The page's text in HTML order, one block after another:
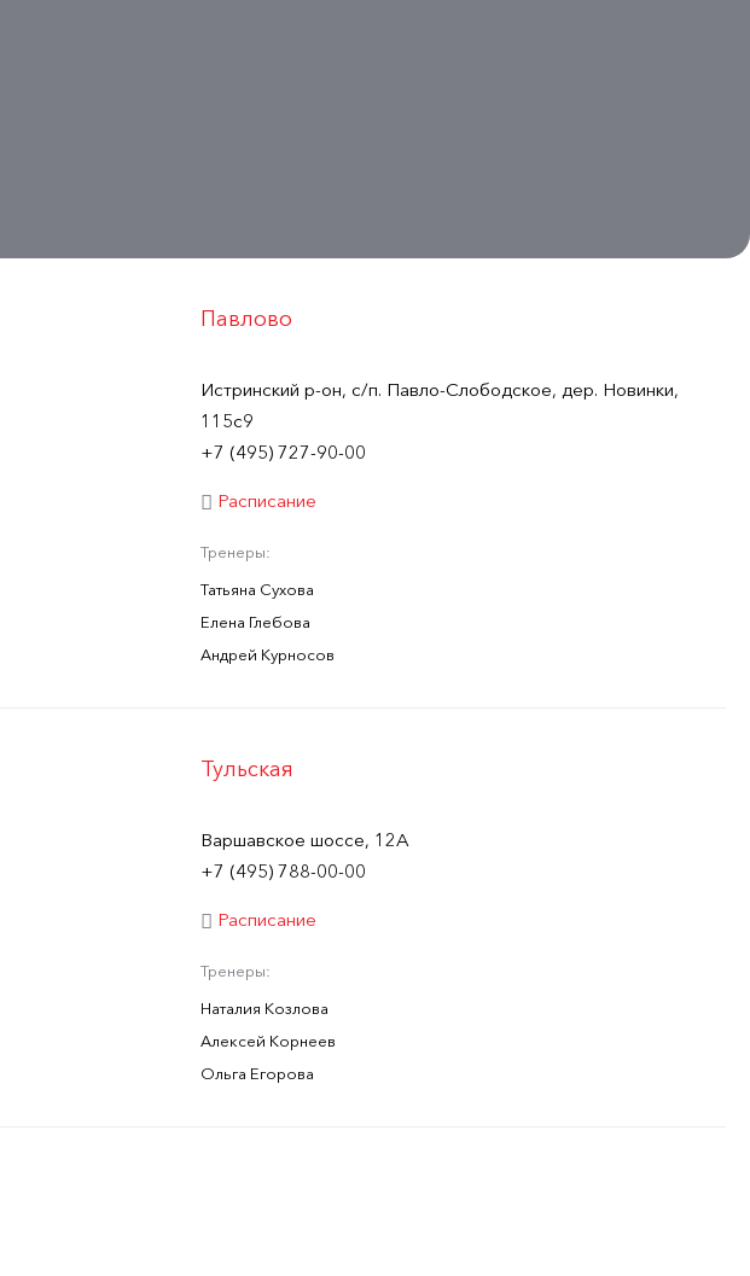
Павлово
Истринский р-он, с/п. Павло-Слободское, дер. Новинки,
115с9
+7 (495) 727-90-00
Расписание
Тренеры:
Татьяна Сухова
Елена Глебова
Андрей Курносов
Тульская
Варшавское шоссе, 12А
+7 (495) 788-00-00
Расписание
Тренеры:
Наталия Козлова
Алексей Корнеев
Ольга Егорова